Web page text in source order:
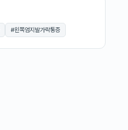
#왼쪽엄지발가락통증